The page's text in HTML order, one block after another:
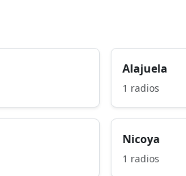
Alajuela
1 radios
Nicoya
1 radios